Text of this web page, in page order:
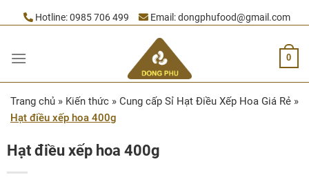
to
Hotline:0985 706 499 Email:dongphufood@gmail.com
0
Trang chủ » Kiến thức » Cung cấp Sỉ Hạt Điều Xếp Hoa Giá Rẻ »
Hạt điều xếp hoa 400g
Hạt điều xếp hoa 400g